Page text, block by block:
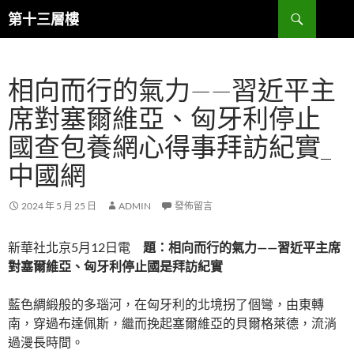
跳
至
內
第十三層樓
搜
尋
相向而行的氣力——習近平主
席對塞爾維亞、匈牙利停止
國查包養網心得事拜訪紀實_
中國網
2024 年 5 月 25 日 ADMIN 發佈留言
新華社北京5月12日電 題：相向而行的氣力——習近平主席
對塞爾維亞、匈牙利停止國是拜訪紀實
藍色綢緞般的多瑙河，在匈牙利的北境拐了個彎，由東轉
南，穿過布達佩斯，繼而挽起塞爾維亞的貝爾格萊德，流淌
過漫長時間。